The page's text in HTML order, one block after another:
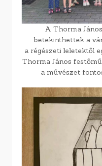
A Thorma
betekinthettek a
a régészeti leletektől
Thorma János
a művészet